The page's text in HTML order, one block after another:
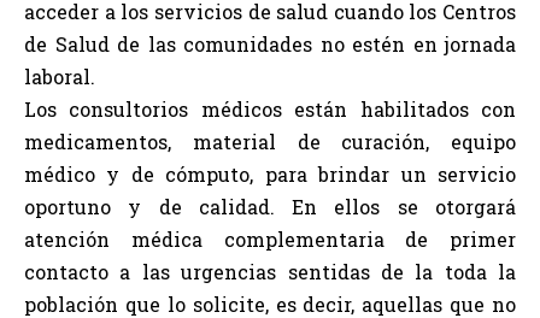
acceder a los servicios de salud cuando los Centros
de Salud de las comunidades no estén en jornada
laboral.
Los consultorios médicos están habilitados con
medicamentos, material de curación, equipo
médico y de cómputo, para brindar un servicio
oportuno y de calidad. En ellos se otorgará
atención médica complementaria de primer
contacto a las urgencias sentidas de la toda la
población que lo solicite, es decir, aquellas que no